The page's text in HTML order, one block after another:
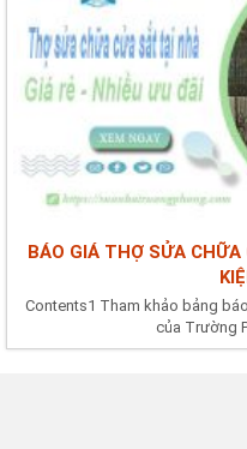
BÁO GIÁ THỢ SỬA
Contents1 Tham khảo bảng
của Trường